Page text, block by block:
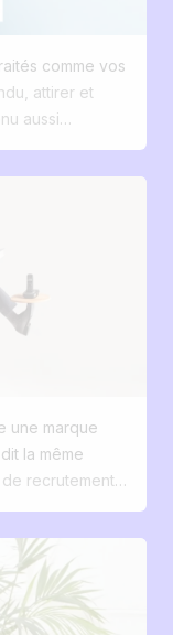
comme vos
attirer et
aussi
et peu
? Et
vos clients les
croissance,
? Le
RH, c’est
55 % des
mauvais
à une
Ils
à l’expérience
d’acheter
Pour attirer
annonce et
créer une
Exactement
une marque
la même
de recrutements
de nous.”
simple
ce que vous